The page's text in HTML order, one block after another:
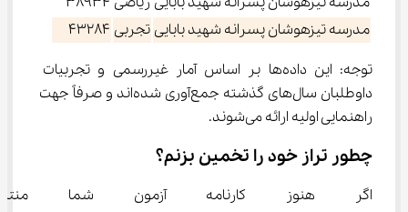
مدرسه تیزهوشان پسرانه شهید بابایی تجربی 43284
توجه: این داده‌ها بر اساس آمار غیررسمی و تجربیات
داوطلبان سال‌های گذشته جمع‌آوری شده‌اند و صرفاً جهت
راهنمایی اولیه ارائه می‌شوند.
چطور تراز خود را تخمین بزنم؟
اگر هنوز کارنامه آزمون شما